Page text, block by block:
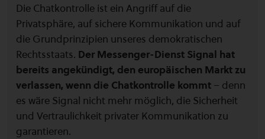
Die Chatkontrolle ist ein Angriff auf die
Privatsphäre, auf sichere Kommunikation und auf
die Grundprinzipien unseres demokratischen
Rechtsstaats. Der Messenger-Dienst Signal hat
bereits angekündigt, den europäischen Markt zu
verlassen, wenn die Chatkontrolle kommt – denn
es wäre Signal nicht mehr möglich, die Sicherheit
und Vertraulichkeit privater Kommunikation zu
garantieren.